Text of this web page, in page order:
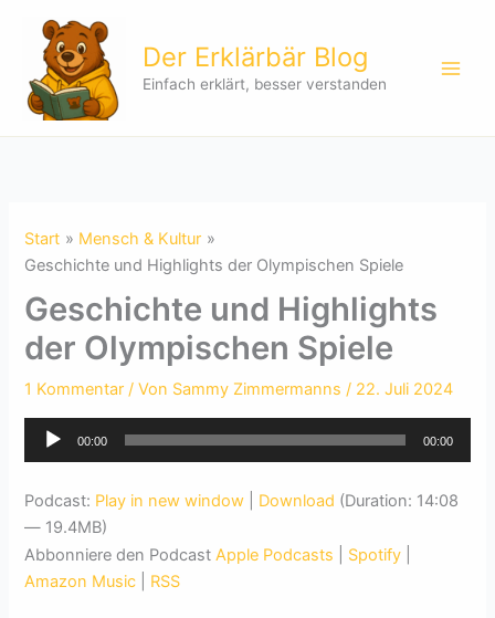
springen
Der Erklärbär Blog
Einfach erklärt, besser verstanden
Start
Mensch & Kultur
Geschichte und Highlights der Olympischen Spiele
Geschichte und Highlights
der Olympischen Spiele
1 Kommentar / Von Sammy Zimmermanns/ 22. Juli 2024
Audio-
00:00 00:00
Podcast: Play in new window Download (Duration: 14:08
— 19.4MB)
Abbonniere den PodcastApple Podcasts Spotify
Amazon Music
RSS